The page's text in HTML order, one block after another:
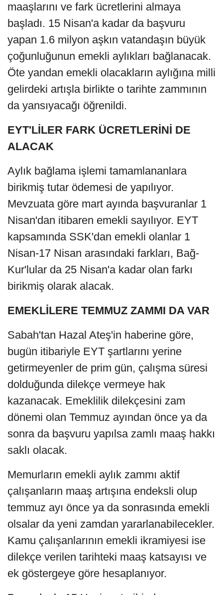
maaşlarını ve fark ücretlerini almaya
başladı. 15 Nisan'a kadar da başvuru
yapan 1.6 milyon aşkın vatandaşın büyük
çoğunluğunun emekli aylıkları bağlanacak.
Öte yandan emekli olacakların aylığına milli
gelirdeki artışla birlikte o tarihte zammının
da yansıyacağı öğrenildi.
EYT'LİLER FARK ÜCRETLERİNİ DE
ALACAK
Aylık bağlama işlemi tamamlananlara
birikmiş tutar ödemesi de yapılıyor.
Mevzuata göre mart ayında başvuranlar 1
Nisan'dan itibaren emekli sayılıyor. EYT
kapsamında SSK'dan emekli olanlar 1
Nisan-17 Nisan arasındaki farkları, Bağ-
Kur'lular da 25 Nisan'a kadar olan farkı
birikmiş olarak alacak.
EMEKLİLERE TEMMUZ ZAMMI DA VAR
Sabah'tan Hazal Ateş'in haberine göre,
bugün itibariyle EYT şartlarını yerine
getirmeyenler de prim gün, çalışma süresi
dolduğunda dilekçe vermeye hak
kazanacak. Emeklilik dilekçesini zam
dönemi olan Temmuz ayından önce ya da
sonra da başvuru yapılsa zamlı maaş hakkı
saklı olacak.
Memurların emekli aylık zammı aktif
çalışanların maaş artışına endeksli olup
temmuz ayı önce ya da sonrasında emekli
olsalar da yeni zamdan yararlanabilecekler.
Kamu çalışanlarının emekli ikramiyesi ise
dilekçe verilen tarihteki maaş katsayısı ve
ek göstergeye göre hesaplanıyor.